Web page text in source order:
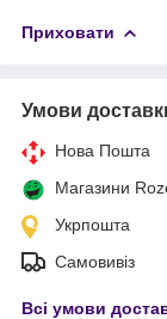
Приховати
Умови
Нова Пошта
Магазини
Укрпошта
Самовивіз
Всі умови